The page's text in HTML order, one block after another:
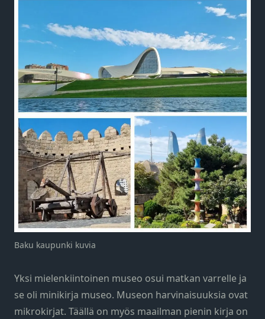
Baku kaupunki kuvia
Yksi mielenkiintoinen museo osui matkan varrelle ja
se oli minikirja museo. Museon harvinaisuuksia ovat
mikrokirjat. Täällä on myös maailman pienin kirja on